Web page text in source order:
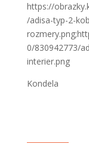
https://
/adisa-typ-2-
0/830942773/
interier.png
Kondela